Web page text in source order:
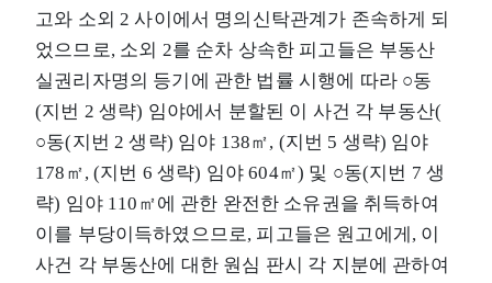
고와 소외 2 사이에서 명의신탁관계가 존속하게 되
었으므로, 소외 2를 순차 상속한 피고들은 부동산
실권리자명의 등기에 관한 법률 시행에 따라 ○동
(지번 2 생략) 임야에서 분할된 이 사건 각 부동산(
○동(지번 2 생략) 임야 138㎡, (지번 5 생략) 임야
178㎡, (지번 6 생략) 임야 604㎡) 및 ○동(지번 7 생
략) 임야 110㎡에 관한 완전한 소유권을 취득하여
이를 부당이득하였으므로, 피고들은 원고에게, 이
사건 각 부동산에 대한 원심 판시 각 지분에 관하여